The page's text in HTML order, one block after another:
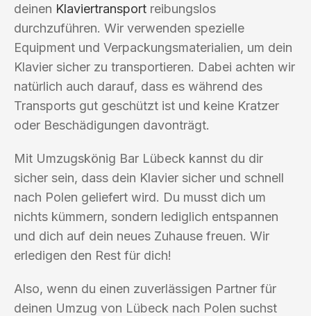
deinen Klaviertransport reibungslos
durchzuführen. Wir verwenden spezielle
Equipment und Verpackungsmaterialien, um dein
Klavier sicher zu transportieren. Dabei achten wir
natürlich auch darauf, dass es während des
Transports gut geschützt ist und keine Kratzer
oder Beschädigungen davonträgt.
Mit Umzugskönig Bar Lübeck kannst du dir
sicher sein, dass dein Klavier sicher und schnell
nach Polen geliefert wird. Du musst dich um
nichts kümmern, sondern lediglich entspannen
und dich auf dein neues Zuhause freuen. Wir
erledigen den Rest für dich!
Also, wenn du einen zuverlässigen Partner für
deinen Umzug von Lübeck nach Polen suchst